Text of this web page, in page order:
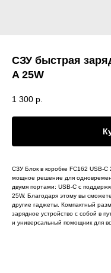
СЗУ быстрая
A 25W
1 300 р.
СЗУ Блок в коробке FC162 USB-C
мощное решение для
двумя портами: USB-C с
25W. Благодаря этому вы
другие гаджеты. Компактный
зарядное устройство с собой в
и универсальный помощник для